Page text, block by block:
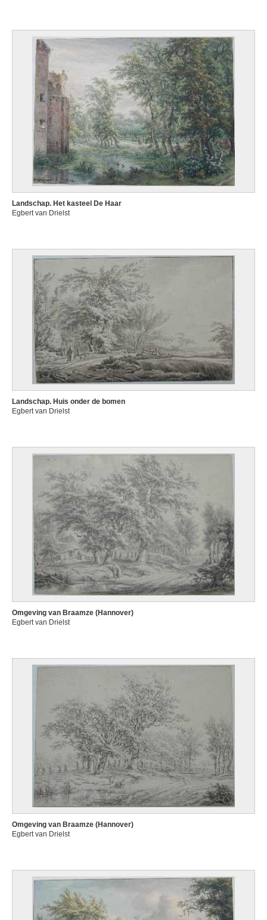
Landschap. Het kasteel De Haar
Egbert van Drielst
Landschap. Huis onder de bomen
Egbert van Drielst
Omgeving van Braamze (Hannover)
Egbert van Drielst
Omgeving van Braamze (Hannover)
Egbert van Drielst